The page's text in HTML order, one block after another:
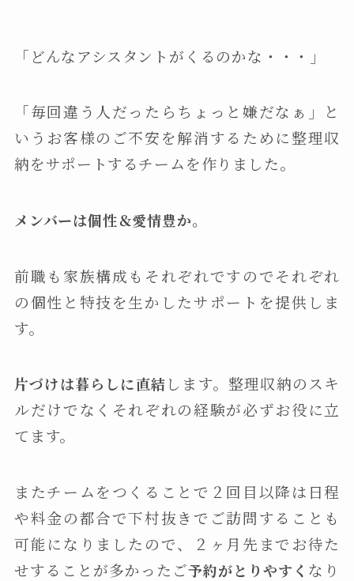
「どんなアシスタントがくるのかな・・・」
「毎回違う人だったらちょっと嫌だなぁ」と
いうお客様のご不安を解消するために整理収
納をサポートするチームを作りました。
メンバーは個性＆愛情豊か。
前職も家族構成もそれぞれですのでそれぞれ
の個性と特技を生かしたサポートを提供しま
す。
片づけは暮らしに直結します。整理収納のスキ
ルだけでなくそれぞれの経験が必ずお役に立
てます。
またチームをつくることで２回目以降は日程
や料金の都合で下村抜きでご訪問することも
可能になりましたので、２ヶ月先までお待た
せすることが多かったご予約がとりやすく なり